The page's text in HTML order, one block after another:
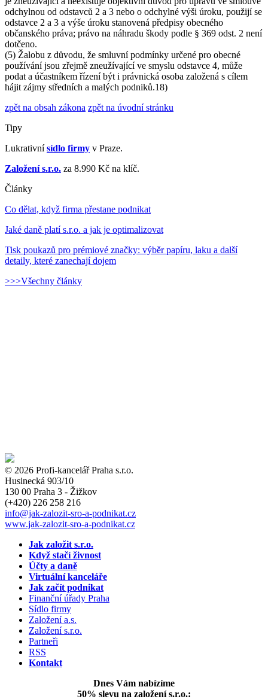
odchylnou od odstavců 2 a 3 nebo o odchylné výši úroku, použijí se
odstavce 2 a 3 a výše úroku stanovená předpisy obecného
občanského práva; právo na náhradu škody podle § 369 odst. 2 není
dotčeno.
(5) Žalobu z důvodu, že smluvní podmínky určené pro obecné
používání jsou zřejmě zneužívající ve smyslu odstavce 4, může
podat a účastníkem řízení být i právnická osoba založená s cílem
hájit zájmy středních a malých podniků.18)
zpět na obsah zákona zpět na úvodní stránku
Tipy
Lukrativnísídlo firmy v Praze.
Založení s.r.o. za 8.990 Kč na klíč.
Články
Co dělat, když firma přestane podnikat
Jaké daně platí s.r.o. a jak je optimalizovat
Tisk poukazů pro prémiové značky: výběr papíru, laku a další
detaily, které zanechají dojem
>>>Všechny články
© 2026 Profi-kancelář Praha s.r.o.
Husinecká 903/10
130 00 Praha 3 - Žižkov
(+420) 226 258 216
info@jak-zalozit-sro-a-podnikat.cz
www.jak-zalozit-sro-a-podnikat.cz
Jak založit s.r.o.
Když stačí živnost
Účty a daně
Virtuální kanceláře
Jak začít podnikat
Finanční úřady Praha
Sídlo firmy
Založení a.s.
Založení s.r.o.
Partneři
RSS
Kontakt
Dnes Vám nabízíme
50% slevu na založení s.r.o.: